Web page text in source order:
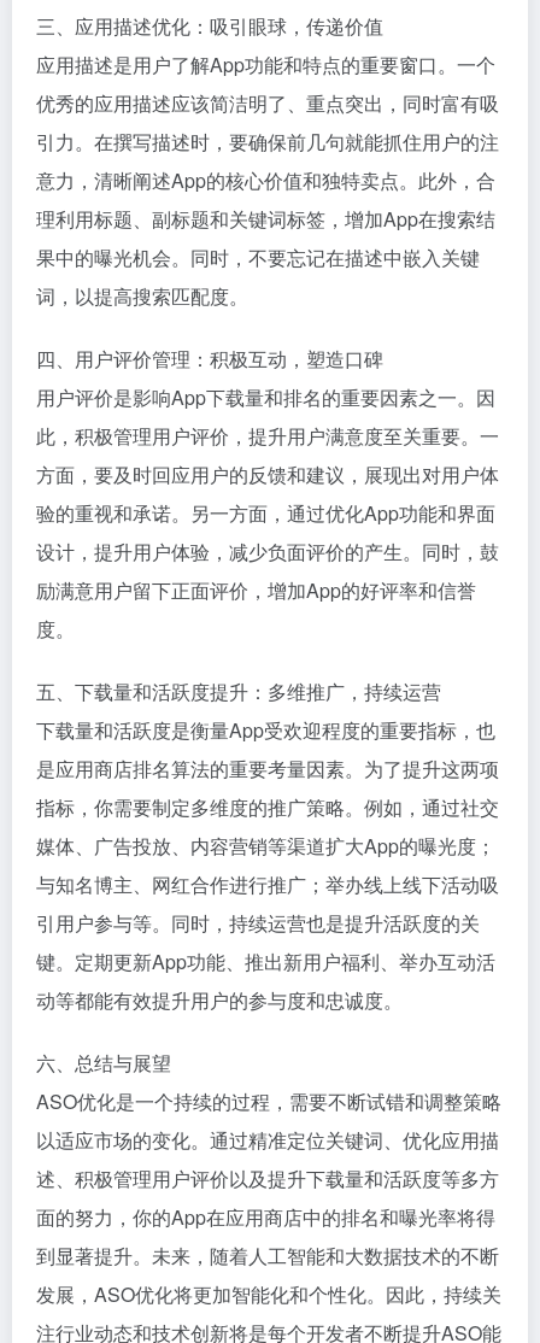
三、应用描述优化：吸引眼球，传递价值
应用描述是用户了解App功能和特点的重要窗口。一个
优秀的应用描述应该简洁明了、重点突出，同时富有吸
引力。在撰写描述时，要确保前几句就能抓住用户的注
意力，清晰阐述App的核心价值和独特卖点。此外，合
理利用标题、副标题和关键词标签，增加App在搜索结
果中的曝光机会。同时，不要忘记在描述中嵌入关键
词，以提高搜索匹配度。
四、用户评价管理：积极互动，塑造口碑
用户评价是影响App下载量和排名的重要因素之一。因
此，积极管理用户评价，提升用户满意度至关重要。一
方面，要及时回应用户的反馈和建议，展现出对用户体
验的重视和承诺。另一方面，通过优化App功能和界面
设计，提升用户体验，减少负面评价的产生。同时，鼓
励满意用户留下正面评价，增加App的好评率和信誉
度。
五、下载量和活跃度提升：多维推广，持续运营
下载量和活跃度是衡量App受欢迎程度的重要指标，也
是应用商店排名算法的重要考量因素。为了提升这两项
指标，你需要制定多维度的推广策略。例如，通过社交
媒体、广告投放、内容营销等渠道扩大App的曝光度；
与知名博主、网红合作进行推广；举办线上线下活动吸
引用户参与等。同时，持续运营也是提升活跃度的关
键。定期更新App功能、推出新用户福利、举办互动活
动等都能有效提升用户的参与度和忠诚度。
六、总结与展望
ASO优化是一个持续的过程，需要不断试错和调整策略
以适应市场的变化。通过精准定位关键词、优化应用描
述、积极管理用户评价以及提升下载量和活跃度等多方
面的努力，你的App在应用商店中的排名和曝光率将得
到显著提升。未来，随着人工智能和大数据技术的不断
发展，ASO优化将更加智能化和个性化。因此，持续关
注行业动态和技术创新将是每个开发者不断提升ASO能